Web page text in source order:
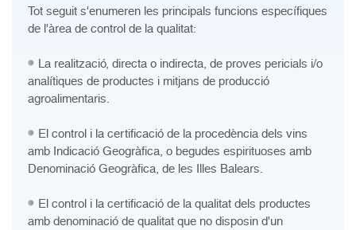
Tot seguit s'enumeren les principals funcions específiques
de l'àrea de control de la qualitat:
La realització, directa o indirecta, de proves pericials i/o
analítiques de productes i mitjans de producció
agroalimentaris.
El control i la certificació de la procedència dels vins
amb Indicació Geogràfica, o begudes espirituoses amb
Denominació Geogràfica, de les Illes Balears.
El control i la certificació de la qualitat dels productes
amb denominació de qualitat que no disposin d'un